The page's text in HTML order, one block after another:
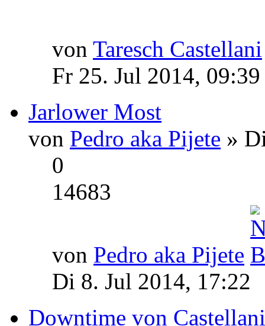
von Taresch Castellani
Fr 25. Jul 2014, 09:39
Jarlower Most
von Pedro aka Pijete »
0
14683
von Pedro aka Pijete
Di 8. Jul 2014, 17:22
Downtime von